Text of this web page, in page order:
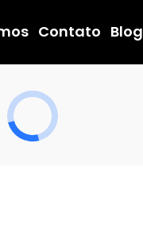
Contato Blog